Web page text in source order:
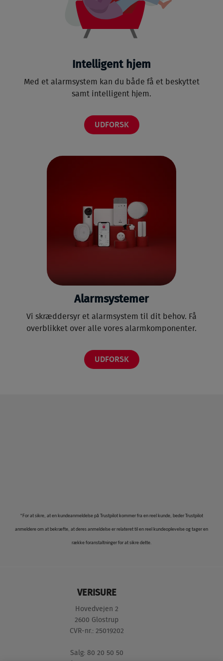
Intelligent hjem
Med et alarmsystem kan du både få et beskyttet
samt intelligent hjem.
UDFORSK
Alarmsystemer
Vi skræddersyr et alarmsystem til dit behov. Få
overblikket over alle vores alarmkomponenter.
UDFORSK
*For at sikre, at en kundeanmeldelse på Trustpilot kommer fra en reel kunde, beder Trustpilot
anmeldere om at bekræfte, at deres anmeldelse er relateret til en reel kundeoplevelse og tager en
række foranstaltninger for at sikre dette.
VERISURE
Hovedvejen 2
2600 Glostrup
CVR-nr.: 25019202
Salg: 80 20 50 50